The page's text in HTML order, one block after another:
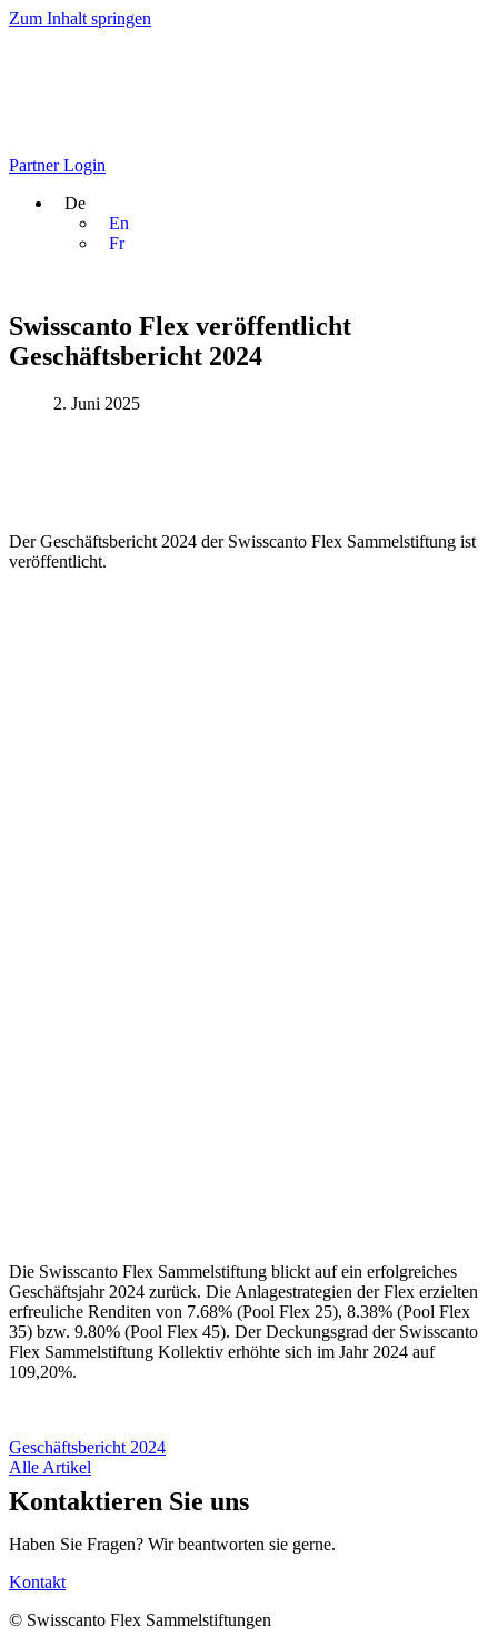
Zum Inhalt springen
Partner Login
De
En
Fr
Swisscanto Flex veröffentlicht
Geschäftsbericht 2024
2. Juni 2025
Der Geschäftsbericht 2024 der Swisscanto Flex Sammelstiftung ist
veröffentlicht.
Die Swisscanto Flex Sammelstiftung blickt auf ein erfolgreiches
Geschäftsjahr 2024 zurück. Die Anlagestrategien der Flex erzielten
erfreuliche Renditen von 7.68% (Pool Flex 25), 8.38% (Pool Flex
35) bzw. 9.80% (Pool Flex 45). Der Deckungsgrad der Swisscanto
Flex Sammelstiftung Kollektiv erhöhte sich im Jahr 2024 auf
109,20%.
Geschäftsbericht 2024
Alle Artikel
Kontaktieren Sie uns
Haben Sie Fragen? Wir beantworten sie gerne.
Kontakt
© Swisscanto Flex Sammelstiftungen